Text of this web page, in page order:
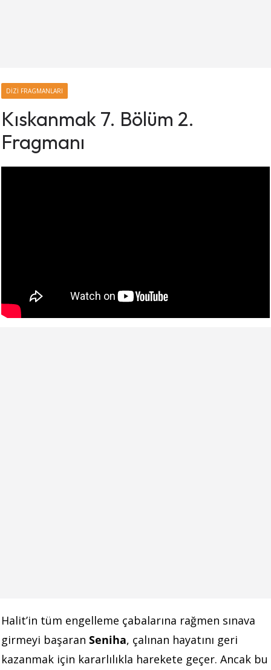
DIZI FRAGMANLARI
Kıskanmak 7. Bölüm 2.
Fragmanı
Halit’in tüm engelleme çabalarına rağmen sınava
girmeyi başaran Seniha, çalınan hayatını geri
kazanmak için kararlılıkla harekete geçer. Ancak bu